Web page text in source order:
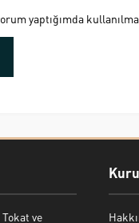
yaptığımda
ve